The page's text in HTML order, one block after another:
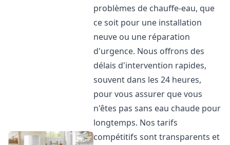
problèmes de chauffe-eau, que
ce soit pour une installation
neuve ou une réparation
d'urgence. Nous offrons des
délais d'intervention rapides,
souvent dans les 24 heures,
pour vous assurer que vous
n'êtes pas sans eau chaude pour
longtemps. Nos tarifs
compétitifs sont transparents et